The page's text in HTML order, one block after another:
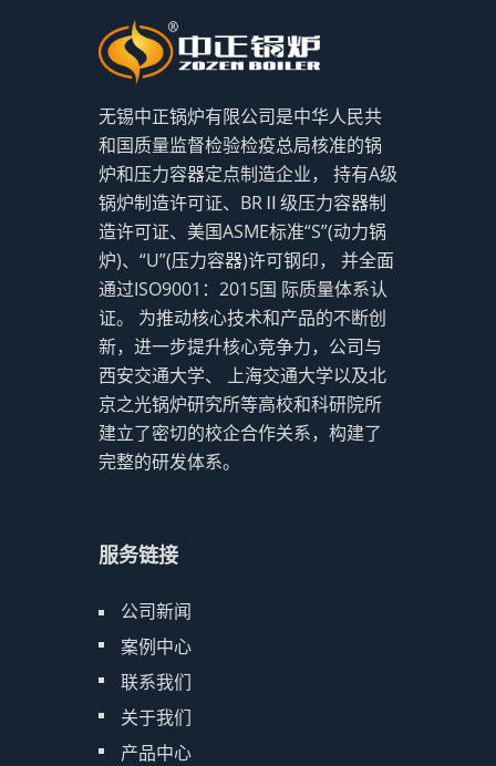
无锡中正锅炉有限公司是中华人民共
和国质量监督检验检疫总局核准的锅
炉和压力容器定点制造企业， 持有A级
锅炉制造许可证、BRⅡ级压力容器制
造许可证、美国ASME标准“S”(动力锅
炉)、“U”(压力容器)许可钢印， 并全面
通过ISO9001：2015国 际质量体系认
证。 为推动核心技术和产品的不断创
新，进一步提升核心竞争力，公司与
西安交通大学、 上海交通大学以及北
京之光锅炉研究所等高校和科研院所
建立了密切的校企合作关系，构建了
完整的研发体系。
服务链接
公司新闻
案例中心
联系我们
关于我们
产品中心